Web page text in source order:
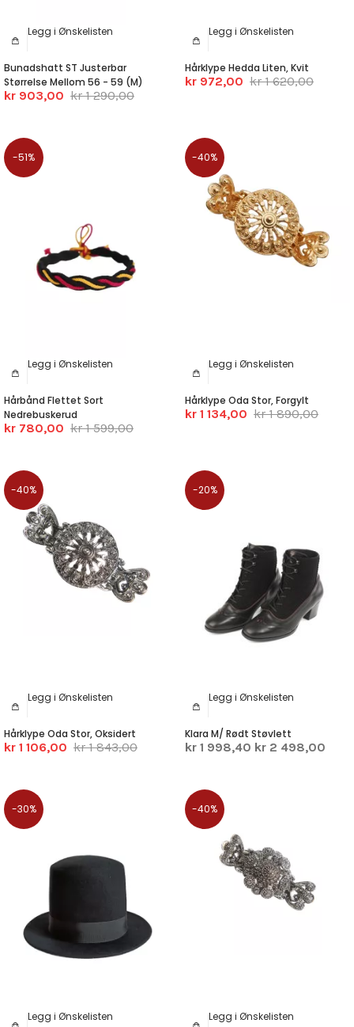
Legg i Ønskelisten
Bunadshatt ST Justerbar
Størrelse Mellom 56 - 59 (M)
kr 903,00 kr 1 290,00
Legg i Ønskelisten
Hårklype Hedda Liten, Kvit
kr 972,00 kr 1 620,00
-51%
Legg i Ønskelisten
Hårbånd Flettet Sort
Nedrebuskerud
kr 780,00 kr 1 599,00
-40%
Legg i Ønskelisten
Hårklype Oda Stor, Forgylt
kr 1 134,00 kr 1 890,00
-40%
Legg i Ønskelisten
Hårklype Oda Stor, Oksidert
kr 1 106,00 kr 1 843,00
-20%
Legg i Ønskelisten
Klara M/ Rødt Støvlett
kr 1 998,40 kr 2 498,00
-30%
Legg i Ønskelisten
-40%
Legg i Ønskelisten